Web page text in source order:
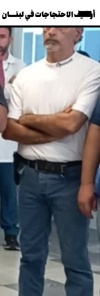
أرشيف الاحتجاجات في لبنــــان